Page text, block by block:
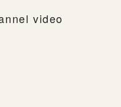
video